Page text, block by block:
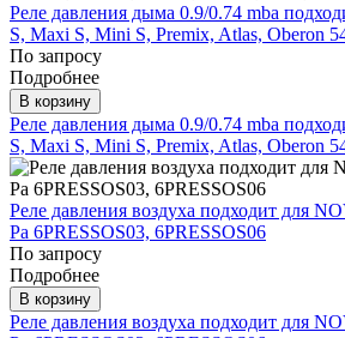
Реле давления дыма 0.9/0.74 mba
S, Maxi S, Mini S, Premix, Atlas, Oberon
По запросу
Подробнее
В корзину
Реле давления дыма 0.9/0.74 mba
S, Maxi S, Mini S, Premix, Atlas, Oberon
Реле давления воздуха подходит для
Pa 6PRESSOS03, 6PRESSOS06
По запросу
Подробнее
В корзину
Реле давления воздуха подходит для